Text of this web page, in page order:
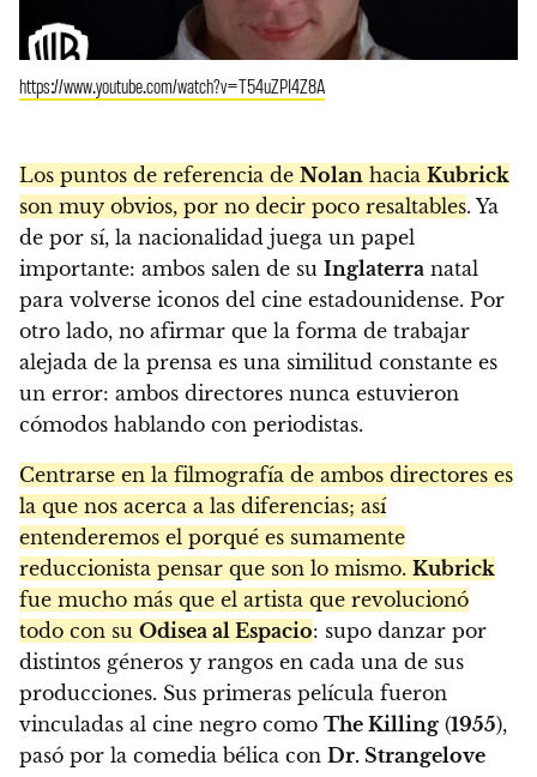
https://www.youtube.com/watch?v=T54uZPI4Z8A
Los puntos de referencia de Nolan hacia Kubrick
son muy obvios, por no decir poco resaltables. Ya
de por sí, la nacionalidad juega un papel
importante: ambos salen de su Inglaterra natal
para volverse iconos del cine estadounidense. Por
otro lado, no afirmar que la forma de trabajar
alejada de la prensa es una similitud constante es
un error: ambos directores nunca estuvieron
cómodos hablando con periodistas.
Centrarse en la filmografía de ambos directores es
la que nos acerca a las diferencias; así
entenderemos el porqué es sumamente
reduccionista pensar que son lo mismo. Kubrick
fue mucho más que el artista que revolucionó
todo con su Odisea al Espacio: supo danzar por
distintos géneros y rangos en cada una de sus
producciones. Sus primeras película fueron
vinculadas al cine negro como The Killing (1955),
pasó por la comedia bélica con Dr. Strangelove